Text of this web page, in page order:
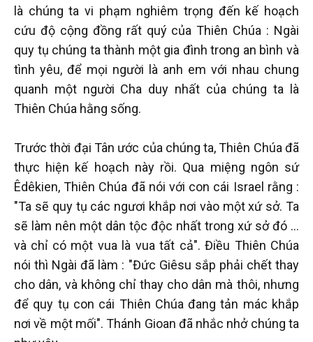
là chúng ta vi phạm nghiêm trọng đến kế hoạch
cứu độ cộng đồng rất quý của Thiên Chúa : Ngài
quy tụ chúng ta thành một gia đình trong an bình và
tình yêu, để mọi người là anh em với nhau chung
quanh một người Cha duy nhất của chúng ta là
Thiên Chúa hằng sống.
Trước thời đại Tân ước của chúng ta, Thiên Chúa đã
thực hiện kế hoạch này rồi. Qua miệng ngôn sứ
Êdêkien, Thiên Chúa đã nói với con cái Israel rằng :
"Ta sẽ quy tụ các ngươi khắp nơi vào một xứ sở. Ta
sẽ làm nên một dân tộc độc nhất trong xứ sở đó …
và chỉ có một vua là vua tất cả". Điều Thiên Chúa
nói thì Ngài đã làm : "Đức Giêsu sắp phải chết thay
cho dân, và không chỉ thay cho dân mà thôi, nhưng
để quy tụ con cái Thiên Chúa đang tản mác khắp
nơi về một mối". Thánh Gioan đã nhắc nhở chúng ta